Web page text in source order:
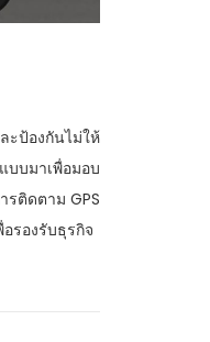
ะป้องกันไม่ให้
บมาเพื่อมอบ
ติดตาม GPS
รองรับธุรกิจ